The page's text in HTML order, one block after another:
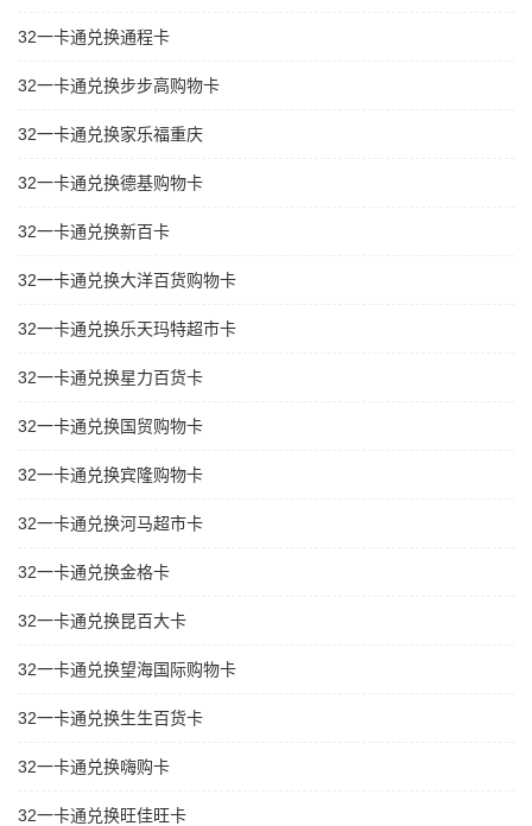
32一卡通兑换通程卡
32一卡通兑换步步高购物卡
32一卡通兑换家乐福重庆
32一卡通兑换德基购物卡
32一卡通兑换新百卡
32一卡通兑换大洋百货购物卡
32一卡通兑换乐天玛特超市卡
32一卡通兑换星力百货卡
32一卡通兑换国贸购物卡
32一卡通兑换宾隆购物卡
32一卡通兑换河马超市卡
32一卡通兑换金格卡
32一卡通兑换昆百大卡
32一卡通兑换望海国际购物卡
32一卡通兑换生生百货卡
32一卡通兑换嗨购卡
32一卡通兑换旺佳旺卡